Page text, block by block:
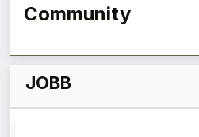
Community
JOBB